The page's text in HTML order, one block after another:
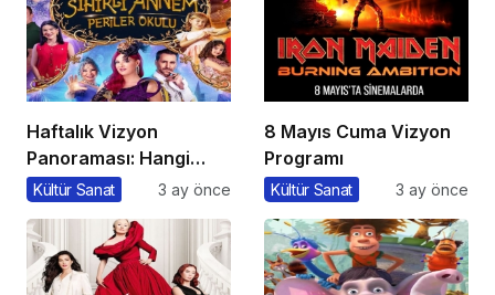
Haftalık Vizyon
Panoraması: Hangi
Filmi İzlemeli?
Kültür Sanat 3 ay önce
8 Mayıs Cuma Vizyon
Programı
Kültür Sanat 3 ay önce